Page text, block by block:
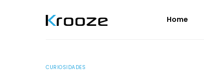
Home
CURIOSIDADES